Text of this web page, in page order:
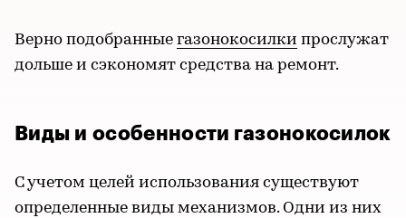
Верно подобранные газонокосилки прослужат
дольше и сэкономят средства на ремонт.
Виды и особенности газонокосилок
С учетом целей использования существуют
определенные виды механизмов. Одни из них